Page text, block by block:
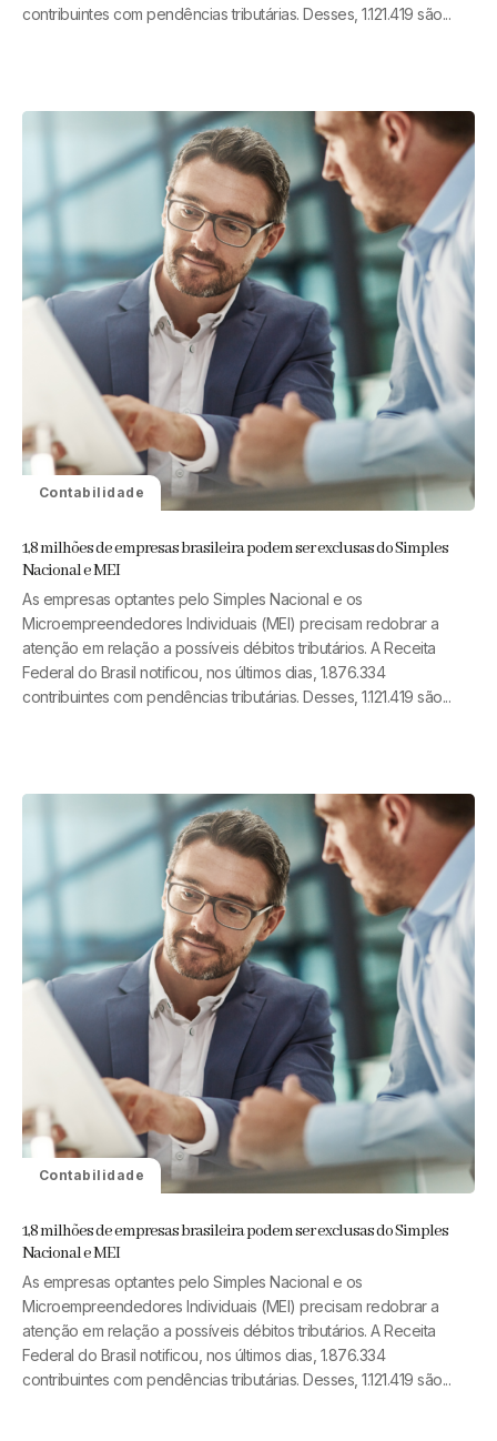
contribuintes com pendências tributárias. Desses, 1.121.419 são...
Contabilidade
1,8 milhões de empresas brasileira podem ser exclusas do Simples
Nacional e MEI
As empresas optantes pelo Simples Nacional e os
Microempreendedores Individuais (MEI) precisam redobrar a
atenção em relação a possíveis débitos tributários. A Receita
Federal do Brasil notificou, nos últimos dias, 1.876.334
contribuintes com pendências tributárias. Desses, 1.121.419 são...
Contabilidade
1,8 milhões de empresas brasileira podem ser exclusas do Simples
Nacional e MEI
As empresas optantes pelo Simples Nacional e os
Microempreendedores Individuais (MEI) precisam redobrar a
atenção em relação a possíveis débitos tributários. A Receita
Federal do Brasil notificou, nos últimos dias, 1.876.334
contribuintes com pendências tributárias. Desses, 1.121.419 são...